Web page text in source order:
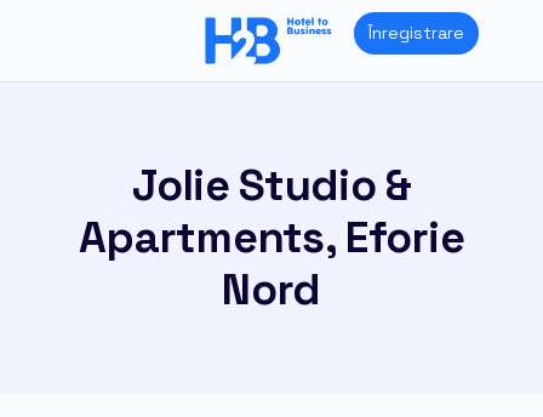
Înregistrare
Jolie Studio &
Apartments, Eforie
Nord